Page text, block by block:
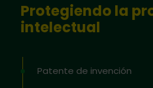
Protegiendo la
intelectual
Patente de invención